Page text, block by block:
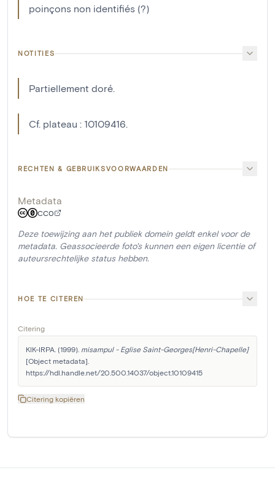
poinçons non identifiés (?)
NOTITIES
Partiellement doré.
Cf. plateau : 10109416.
RECHTEN & GEBRUIKSVOORWAARDEN
Metadata
CC0
Deze toewijzing aan het publiek domein geldt enkel voor de
metadata. Geassocieerde foto's kunnen een eigen licentie of
auteursrechtelijke status hebben.
HOE TE CITEREN
Citering
KIK-IRPA. (1999). misampul - Eglise Saint-Georges[Henri-Chapelle]
[Object metadata].
https://hdl.handle.net/20.500.14037/object.10109415
Citering kopiëren